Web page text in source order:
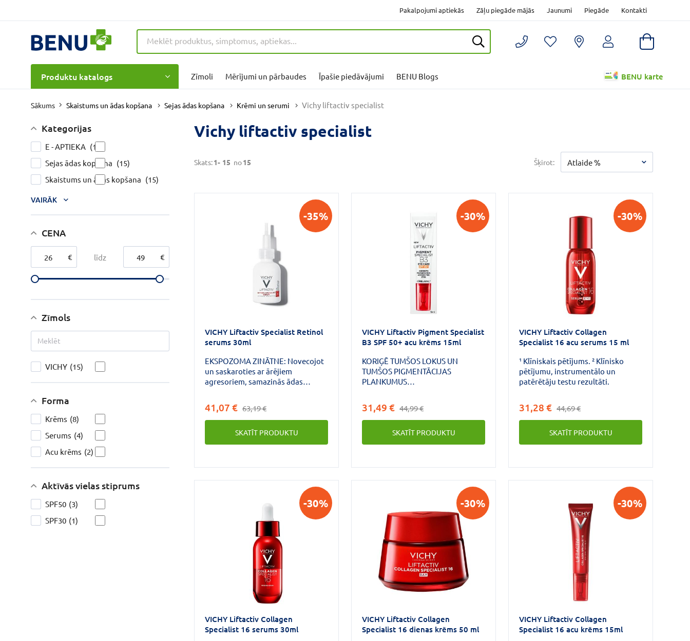
Pakalpojumi aptiekās Zāļu piegāde mājās Jaunumi Piegāde Kontakti
Produktu katalogs Zīmoli Mērījumi un pārbaudes Īpašie piedāvājumi BENU Blogs BENU karte
Sākums Skaistums un ādas kopšana Sejas ādas kopšana Krēmi un serumi Vichy liftactiv specialist
Kategorijas
E - APTIEKA (15)
Sejas ādas kopšana (15)
Skaistums un ādas kopšana (15)
VAIRĀK
CENA
€ līdz €
Zīmols
VICHY (15)
Forma
Krēms (8)
Serums (4)
Acu krēms (2)
Aktīvās vielas stiprums
SPF50 (3)
SPF30 (1)
Vichy liftactiv specialist
Skats:1- 15 no15 Šķirot: Atlaide %
-35%
VICHY Liftactiv Specialist Retinol
serums 30ml
EKSPOZOMA ZINĀTNE: Novecojot
un saskaroties ar ārējiem
agresoriem, samazinās ādas
dziļākas.RISINĀJUMS NO VICHY:
Retinol Specialist serums, kas
bagātināts ar 0,2% tīru retinolu,
stabilizēts ar probiotiskajām
iedarbību.Tas samazina visdziļakās
41,07 € 63,19 €
SKATĪT PRODUKTU
-30%
VICHY Liftactiv Pigment Specialist
B3 SPF 50+ acu krēms 15ml
KORIĢĒ TUMŠOS LOKUS UN
TUMŠOS PIGMENTĀCIJAS
PLANKUMUS
TUMŠIE PIGMENTĀCIJAS
PLANKUMI) VAR RASTIES UV
STAROJUMA UN NOVECOŠANĀS
REZULTĀTĀ. JAUNUMS:
31,49 € 44,99 €
SKATĪT PRODUKTU
-30%
VICHY Liftactiv Collagen
Specialist 16 acu serums 15 ml
¹ Klīniskais pētījums. ² Klīnisko
pētījumu, instrumentālo un
patērētāju testu rezultāti.
31,28 € 44,69 €
SKATĪT PRODUKTU
-30%
VICHY Liftactiv Collagen
Specialist 16 serums 30ml
-30%
VICHY Liftactiv Collagen
Specialist 16 dienas krēms 50 ml
-30%
VICHY Liftactiv Collagen
Specialist 16 acu krēms 15ml